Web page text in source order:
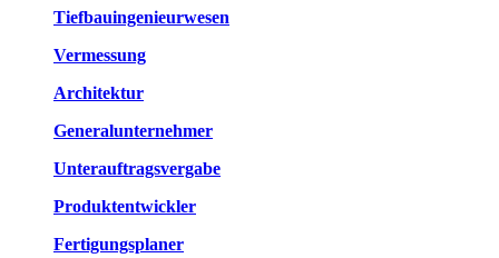
Tiefbauingenieurwesen
Vermessung
Architektur
Generalunternehmer
Unterauftragsvergabe
Produktentwickler
Fertigungsplaner